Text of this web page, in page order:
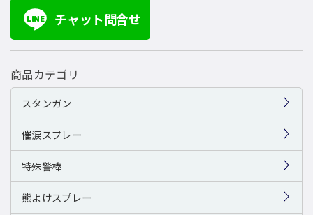
LINE チャット問合せ
商品カテゴリ
スタンガン
催涙スプレー
特殊警棒
熊よけスプレー